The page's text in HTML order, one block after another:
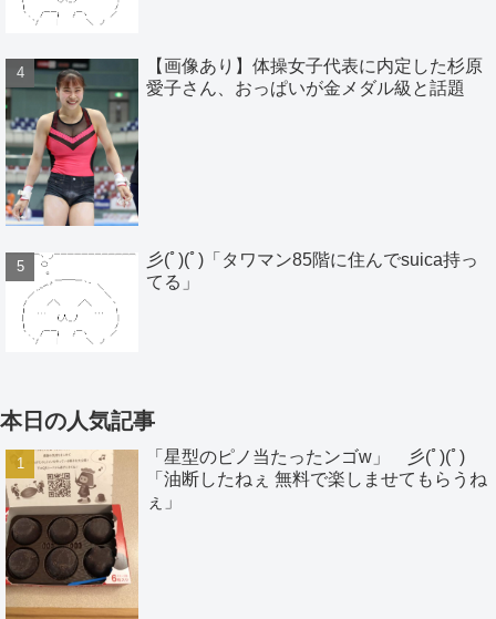
【画像あり】体操女子代表に内定した杉原
愛子さん、おっぱいが金メダル級と話題
彡(ﾟ)(ﾟ)「タワマン85階に住んでsuica持っ
てる」
本日の人気記事
「星型のピノ当たったンゴw」 彡(ﾟ)(ﾟ)
「油断したねぇ 無料で楽しませてもらうね
ぇ」